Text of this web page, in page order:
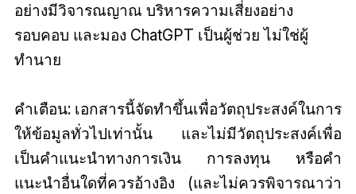
อย่างมีวิจารณญาณ บริหารความเสี่ยงอย่าง
รอบคอบ และมอง ChatGPT เป็นผู้ช่วย ไม่ใช่ผู้
ทำนาย
คำเตือน: เอกสารนี้จัดทำขึ้นเพื่อวัตถุประสงค์ในการ
ให้ข้อมูลทั่วไปเท่านั้น และไม่มีวัตถุประสงค์เพื่อ
เป็นคำแนะนำทางการเงิน การลงทุน หรือคำ
แนะนำอื่นใดที่ควรอ้างอิง (และไม่ควรพิจารณาว่า